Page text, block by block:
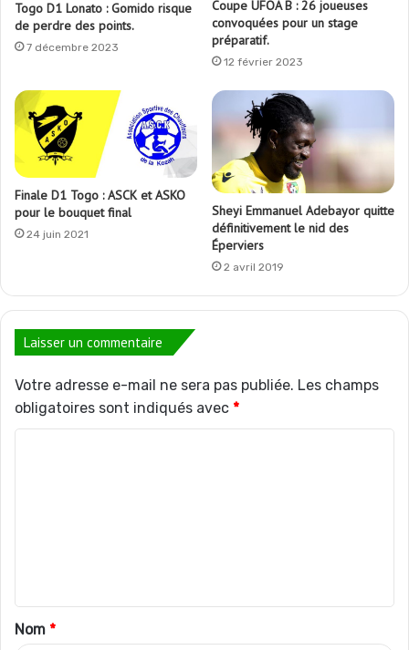
Togo D1 Lonato : Gomido risque
de perdre des points.
7 décembre 2023
Coupe UFOA B : 26 joueuses
convoquées pour un stage
préparatif.
12 février 2023
Finale D1 Togo : ASCK et ASKO
pour le bouquet final
24 juin 2021
Sheyi Emmanuel Adebayor quitte
définitivement le nid des
Éperviers
2 avril 2019
Laisser un commentaire
Votre adresse e-mail ne sera pas publiée. Les champs
obligatoires sont indiqués avec *
t
a
Nom *